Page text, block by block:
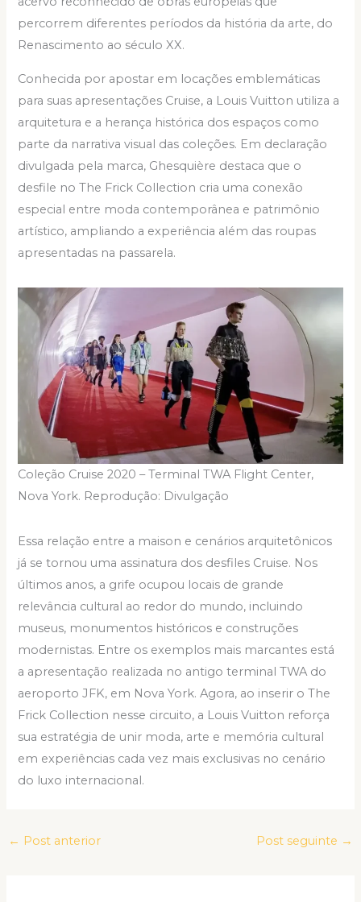
percorrem diferentes períodos da história da arte, do
Renascimento ao século XX.
Conhecida por apostar em locações emblemáticas
para suas apresentações Cruise, a Louis Vuitton utiliza a
arquitetura e a herança histórica dos espaços como
parte da narrativa visual das coleções. Em declaração
divulgada pela marca, Ghesquière destaca que o
desfile no The Frick Collection cria uma conexão
especial entre moda contemporânea e patrimônio
artístico, ampliando a experiência além das roupas
apresentadas na passarela.
Coleção Cruise 2020 – Terminal TWA Flight Center,
Nova York. Reprodução: Divulgação
Essa relação entre a maison e cenários arquitetônicos
já se tornou uma assinatura dos desfiles Cruise. Nos
últimos anos, a grife ocupou locais de grande
relevância cultural ao redor do mundo, incluindo
museus, monumentos históricos e construções
modernistas. Entre os exemplos mais marcantes está
a apresentação realizada no antigo terminal TWA do
aeroporto JFK, em Nova York. Agora, ao inserir o The
Frick Collection nesse circuito, a Louis Vuitton reforça
sua estratégia de unir moda, arte e memória cultural
em experiências cada vez mais exclusivas no cenário
do luxo internacional.
← Post anterior Post seguinte →